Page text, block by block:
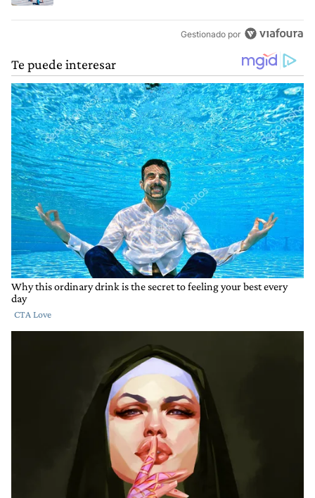
Gestionado por